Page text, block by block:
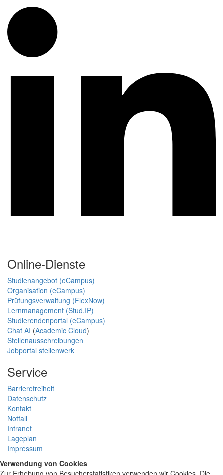
Online-Dienste
Studienangebot (eCampus)
Organisation (eCampus)
Prüfungsverwaltung (FlexNow)
Lernmanagement (Stud.IP)
Studierendenportal (eCampus)
Chat AI (Academic Cloud)
Stellenausschreibungen
Jobportal stellenwerk
Service
Barrierefreiheit
Datenschutz
Kontakt
Notfall
Intranet
Lageplan
Impressum
Verwendung von Cookies
Zur Erhebung von Besucherstatistiken verwenden wir Cookies. Die